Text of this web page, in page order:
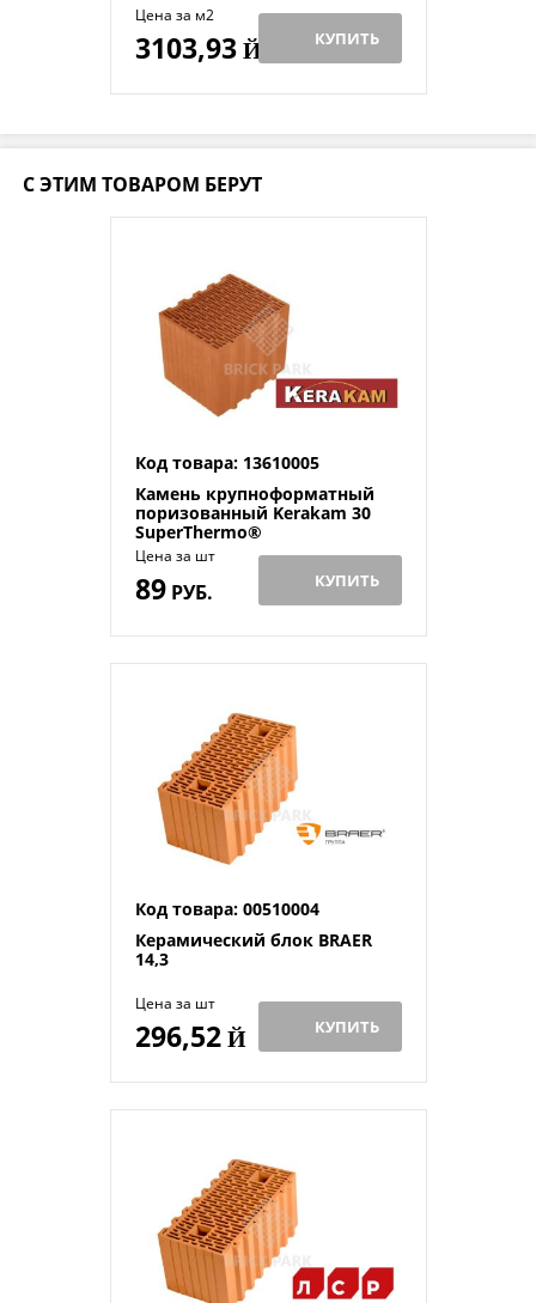
Цена за м2
3103,93Й КУПИТЬ
С ЭТИМ ТОВАРОМ БЕРУТ
Код товара: 13610005
Камень крупноформатный
поризованный Kerakam 30
SuperThermo®
Цена за шт
89РУБ. КУПИТЬ
Код товара: 00510004
Керамический блок BRAER
14,3
Цена за шт
296,52Й КУПИТЬ